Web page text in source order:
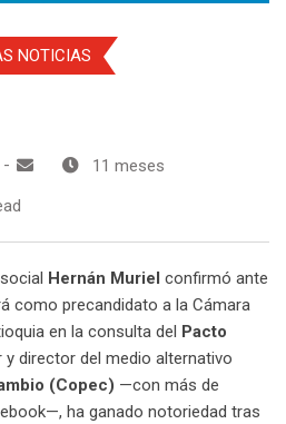
NOTICIAS
- 11 meses
Hernán Muriel confirmó ante
como precandidato a la Cámara
en la consulta del Pacto
y director del medio alternativo
(Copec) —con más de
ha ganado notoriedad tras